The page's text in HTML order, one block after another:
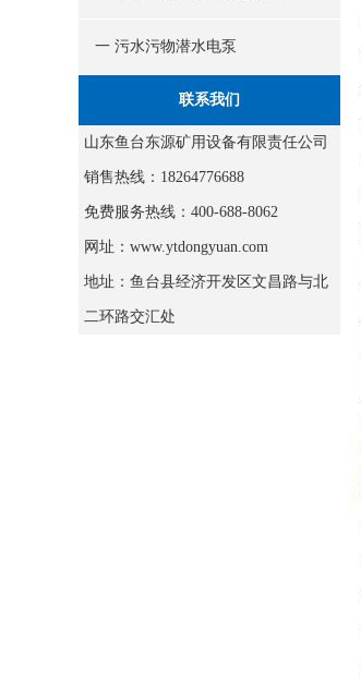
一 污水污物潜水电泵
联系我们
山东鱼台东源矿用设备有限责任公司
销售热线：18264776688
免费服务热线：400-688-8062
网址：www.ytdongyuan.com
地址：鱼台县经济开发区文昌路与北
二环路交汇处